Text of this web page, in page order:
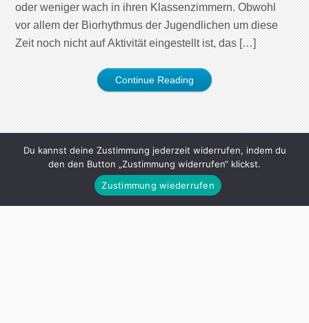
oder weniger wach in ihren Klassenzimmern. Obwohl
vor allem der Biorhythmus der Jugendlichen um diese
Zeit noch nicht auf Aktivität eingestellt ist, das […]
Continue Reading
Du kannst deine Zustimmung jederzeit widerrufen, indem du
den den Button „Zustimmung widerrufen“ klickst.
Zustimmung wiederrufen